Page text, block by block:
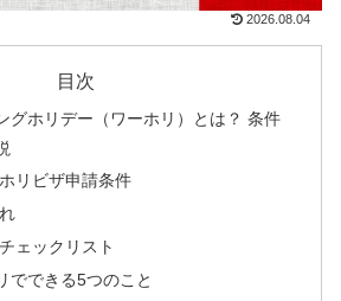
2026.08.04
目次
グホリデー（ワーホリ）とは？ 条件
リビザ申請条件
ェックリスト
でできる5つのこと